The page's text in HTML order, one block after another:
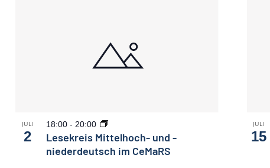
JULI
2
Lesekreis Mittelhoch- und -
niederdeutsch im CeMaRS
18:00- 20:00 JULI
15